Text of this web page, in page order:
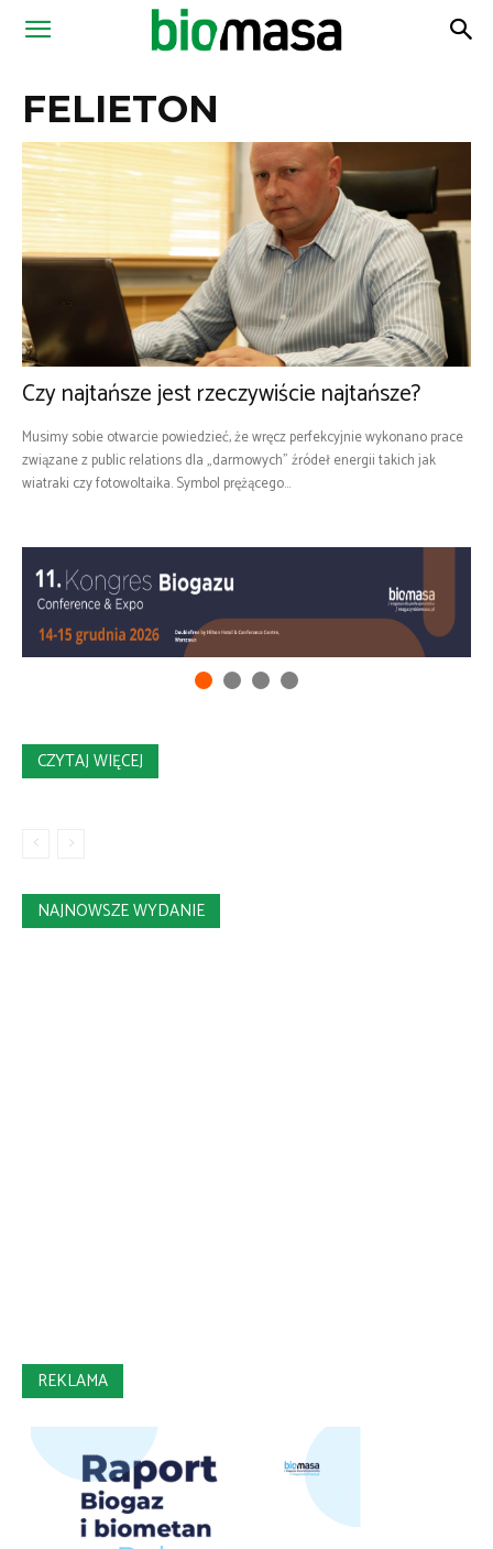
Magazyn
FELIETON
Czy najtańsze jest rzeczywiście najtańsze?
Musimy sobie otwarcie powiedzieć, że wręcz perfekcyjnie wykonano prace
związane z public relations dla „darmowych” źródeł energii takich jak
wiatraki czy fotowoltaika. Symbol prężącego...
CZYTAJ WIĘCEJ
NAJNOWSZE WYDANIE
REKLAMA